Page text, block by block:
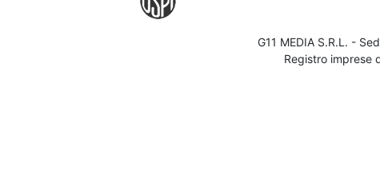
G11 MEDIA S.R.L. -
Registro imprese